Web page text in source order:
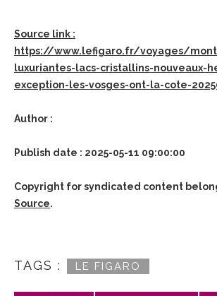
Source link :
https://www.lefigaro.fr/voyages/
luxuriantes-lacs-cristallins-nouveaux-
exception-les-vosges-ont-la-cote-
Author :
Publish date : 2025-05-11 09:00:00
Copyright for syndicated content
Source.
TAGS : LE FIGARO